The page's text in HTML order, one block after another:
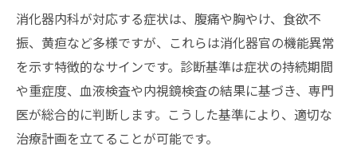
消化器内科が対応する症状は、腹痛や胸やけ、食欲不
振、黄疸など多様ですが、これらは消化器官の機能異常
を示す特徴的なサインです。診断基準は症状の持続期間
や重症度、血液検査や内視鏡検査の結果に基づき、専門
医が総合的に判断します。こうした基準により、適切な
治療計画を立てることが可能です。